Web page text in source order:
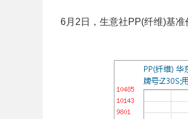
6月2日，生意社PP(纤维)基准